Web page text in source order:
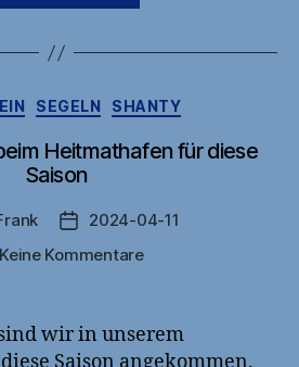
Arbeiten
Boot“
Kategorien
SEGELN SHANTY
Heitmathafen für diese
Saison
Veröffentlichungsdatum
2024-04-11
Keine Kommentarezu
Heitmathafen
für
wir in unserem